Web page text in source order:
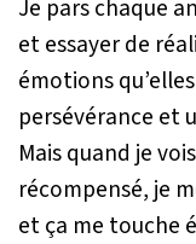
Je pars chaque
et essayer de
émotions
persévérance et
Mais quand je
récompensé, je
et ça me touche